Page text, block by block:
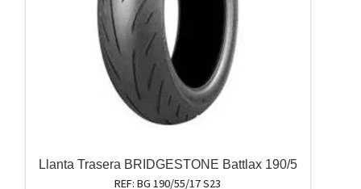
Llanta Trasera BRIDGESTONE Battlax 190/5
REF: BG 190/55/17 S23